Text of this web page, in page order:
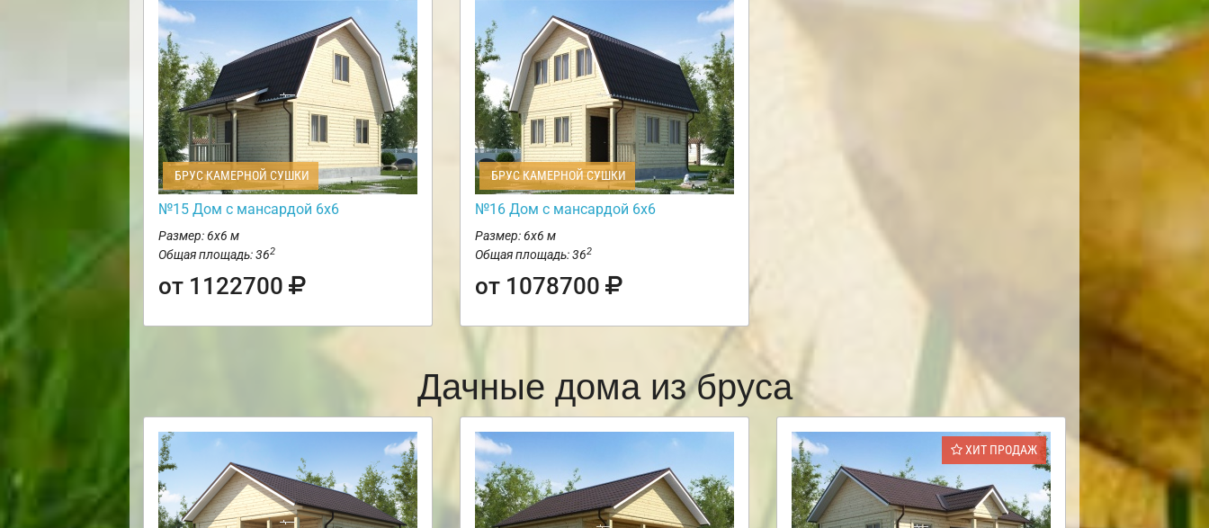
БРУС КАМЕРНОЙ СУШКИ
№15 Дом с мансардой 6х6
Размер: 6х6 м
Общая площадь: 362
от 1122700
БРУС КАМЕРНОЙ СУШКИ
№16 Дом с мансардой 6х6
Размер: 6х6 м
Общая площадь: 362
от 1078700
Дачные дома из бруса
ХИТ ПРОДАЖ